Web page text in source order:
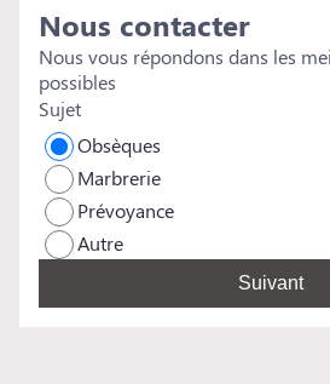
Nous contacter
Nous vous répondons dans les
possibles
Sujet
Obsèques
Marbrerie
Prévoyance
Autre
Suivant